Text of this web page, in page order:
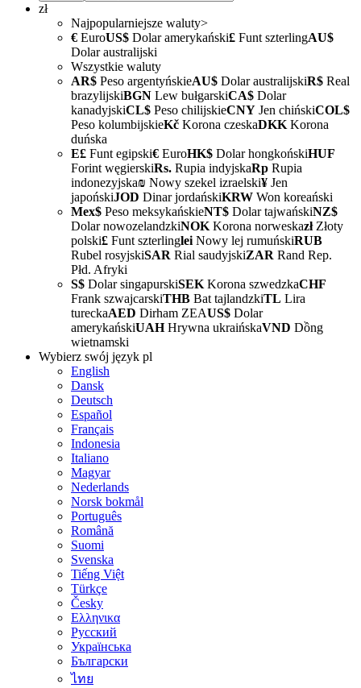
zł
Najpopularniejsze waluty>
€ EuroUS$ Dolar amerykański£ Funt szterlingAU$
Dolar australijski
Wszystkie waluty
AR$ Peso argentyńskieAU$ Dolar australijskiR$ Real
brazylijskiBGN Lew bułgarskiCA$ Dolar
kanadyjskiCL$ Peso chilijskieCNY Jen chińskiCOL$
Peso kolumbijskieKč Korona czeskaDKK Korona
duńska
E£ Funt egipski€ EuroHK$ Dolar hongkońskiHUF
Forint węgierskiRs. Rupia indyjskaRp Rupia
indonezyjska₪ Nowy szekel izraelski¥ Jen
japońskiJOD Dinar jordańskiKRW Won koreański
Mex$ Peso meksykańskieNT$ Dolar tajwańskiNZ$
Dolar nowozelandzkiNOK Korona norweskazłZłoty
polski£ Funt szterlinglei Nowy lej rumuńskiRUB
Rubel rosyjskiSAR Rial saudyjskiZAR Rand Rep.
Płd. Afryki
S$ Dolar singapurskiSEK Korona szwedzkaCHF
Frank szwajcarskiTHB Bat tajlandzkiTL Lira
tureckaAED Dirham ZEAUS$ Dolar
amerykańskiUAHHrywna ukraińskaVND Dồng
wietnamski
Wybierz swój język pl
English
Dansk
Deutsch
Español
Français
Indonesia
Italiano
Magyar
Nederlands
Norsk bokmål
Português
Română
Suomi
Svenska
Tiếng Việt
Türkçe
Česky
Ελληνικα
Русский
Українська
Български
ไทย